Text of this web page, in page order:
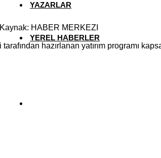
YAZARLAR
YEREL HABERLER
Kaynak: HABER MERKEZI